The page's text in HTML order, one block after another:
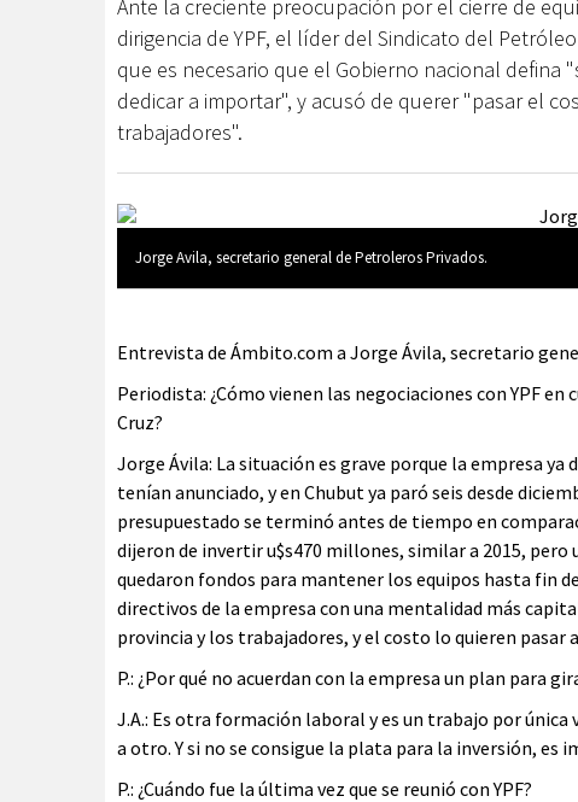
Ante la creciente preocupación por el cierre de
dirigencia de YPF, el líder del Sindicato del
que es necesario que el Gobierno nacional defina
dedicar a importar", y acusó de querer "pasar el
trabajadores".
Jorge Avila, secretario general de Petroleros Privados.
Entrevista de Ámbito.com a Jorge Ávila, secretario
Periodista: ¿Cómo vienen las negociaciones con YPF
Cruz?
Jorge Ávila: La situación es grave porque la empresa ya
tenían anunciado, y en Chubut ya paró seis desde
presupuestado se terminó antes de tiempo en
dijeron de invertir u$s470 millones, similar a 2015,
quedaron fondos para mantener los equipos hasta fin
directivos de la empresa con una mentalidad más
provincia y los trabajadores, y el costo lo quieren pasar
P.: ¿Por qué no acuerdan con la empresa un plan para
J.A.: Es otra formación laboral y es un trabajo por única
a otro. Y si no se consigue la plata para la inversión,
P.: ¿Cuándo fue la última vez que se reunió con YPF?